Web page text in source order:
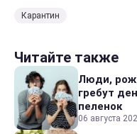
Карантин
Читайте также
Люди,
гребут
пеленок
06 августа